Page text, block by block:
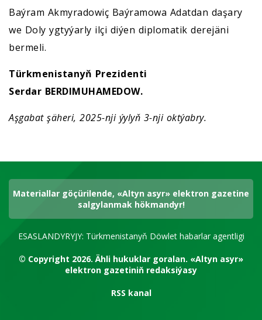
Baýram Akmyradowiç Baýramowa Adatdan daşary
we Doly ygtyýarly ilçi diýen diplomatik derejäni
bermeli.
Türkmenistanyň Prezidenti
Serdar BERDIMUHAMEDOW.
Aşgabat şäheri, 2025-nji ýylyň 3-nji oktýabry.
Materiallar göçürilende, «Altyn asyr» elektron gazetine
salgylanmak hökmandyr!
ESASLANDYRYJY: Türkmenistanyň Döwlet habarlar agentligi
© Copyright 2026.Ähli hukuklar goralan. «Altyn asyr»
elektron gazetiniň redaksiýasy
RSS kanal